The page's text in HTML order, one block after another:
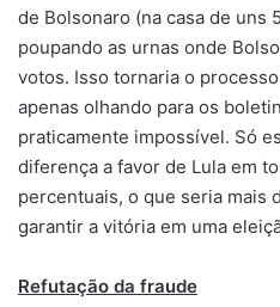
de Bolsonaro (na casa de uns
poupando as urnas onde
votos. Isso tornaria o
apenas olhando para os
praticamente impossível. Só
diferença a favor de Lula em
percentuais, o que seria mais
garantir a vitória em uma
Refutação da fraude